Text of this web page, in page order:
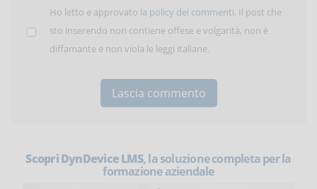
Ho letto e approvato la policy dei commenti. Il post che
sto inserendo non contiene offese e volgarità, non è
diffamante e non viola le leggi italiane.
Scopri DynDevice LMS, la soluzione completa per la
formazione aziendale